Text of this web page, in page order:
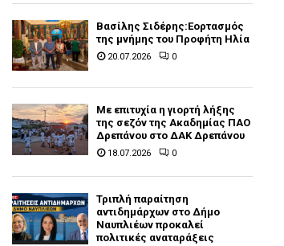
Βασίλης Σιδέρης:Εορτασμός
της μνήμης του Προφήτη Ηλία
20.07.2026 0
Με επιτυχία η γιορτή λήξης
της σεζόν της Ακαδημίας ΠΑΟ
Δρεπάνου στο ΔΑΚ Δρεπάνου
18.07.2026 0
Τριπλή παραίτηση
αντιδημάρχων στο Δήμο
Ναυπλιέων προκαλεί
πολιτικές αναταράξεις